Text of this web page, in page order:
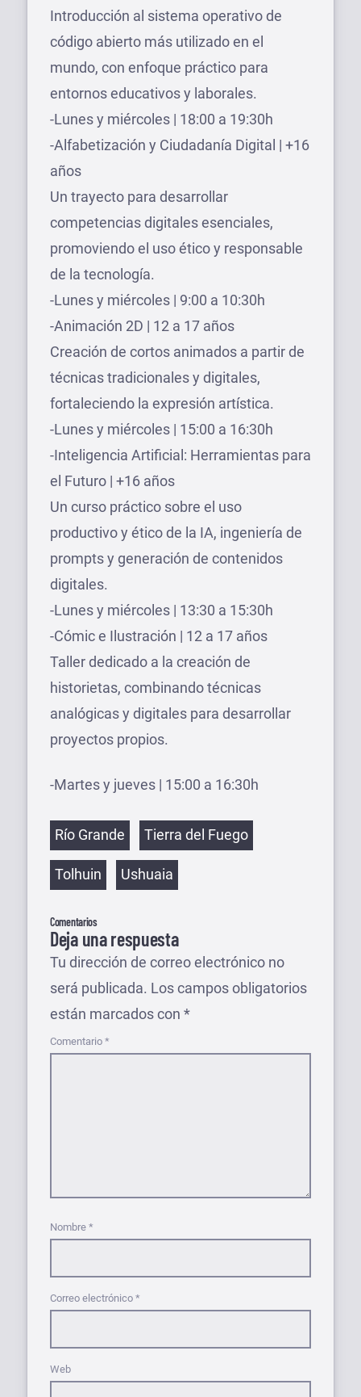
Introducción al sistema operativo de
código abierto más utilizado en el
mundo, con enfoque práctico para
entornos educativos y laborales.
-Lunes y miércoles | 18:00 a 19:30h
-Alfabetización y Ciudadanía Digital | +16
años
Un trayecto para desarrollar
competencias digitales esenciales,
promoviendo el uso ético y responsable
de la tecnología.
-Lunes y miércoles | 9:00 a 10:30h
-Animación 2D | 12 a 17 años
Creación de cortos animados a partir de
técnicas tradicionales y digitales,
fortaleciendo la expresión artística.
-Lunes y miércoles | 15:00 a 16:30h
-Inteligencia Artificial: Herramientas para
el Futuro | +16 años
Un curso práctico sobre el uso
productivo y ético de la IA, ingeniería de
prompts y generación de contenidos
digitales.
-Lunes y miércoles | 13:30 a 15:30h
-Cómic e Ilustración | 12 a 17 años
Taller dedicado a la creación de
historietas, combinando técnicas
analógicas y digitales para desarrollar
proyectos propios.
-Martes y jueves | 15:00 a 16:30h
Etiquetas
Río Grande Tierra del Fuego
Tolhuin Ushuaia
Comentarios
Deja una respuesta
Tu dirección de correo electrónico no
será publicada. Los campos obligatorios
están marcados con *
Comentario *
Nombre *
Correo electrónico *
Web